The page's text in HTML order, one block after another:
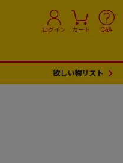
ログイン カート Q&A
欲しい物リスト